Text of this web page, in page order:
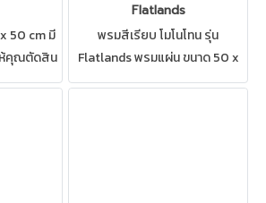
50 cm มี
คุณตัดสิน
นที่ เช่น
Flatlands
พรมสีเรียบ โมโนโทน รุ่น
Flatlands พรมแผ่น ขนาด 50 x
50 cm สามารถปูได้ทุกสถานที่